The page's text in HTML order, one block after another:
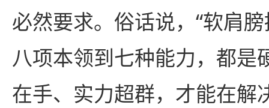
必然要求。俗话说，“软肩
八项本领到七种能力，都是
在手、实力超群，才能在解